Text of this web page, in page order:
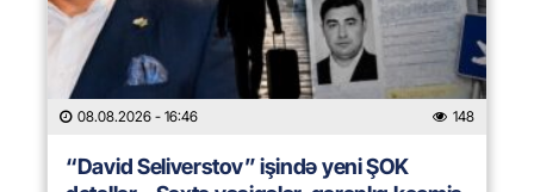
08.08.2026 - 16:46 148
“David Seliverstov” işində yeni ŞOK